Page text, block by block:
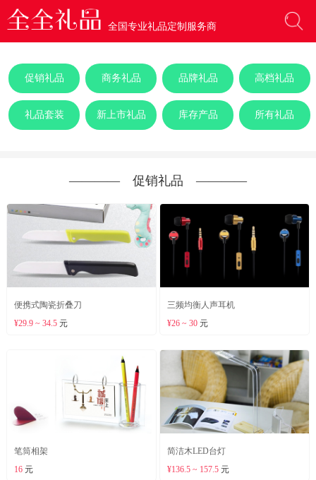
全国专业礼品定制服务商
促销礼品 商务礼品 品牌礼品 高档礼品
礼品套装 新上市礼品 库存产品 所有礼品
―――― 促销礼品 ――――
便携式陶瓷折叠刀
¥29.9 ~ 34.5元
三频均衡人声耳机
¥26 ~ 30 元
笔筒相架
16元
简洁木LED台灯
¥136.5 ~ 157.5 元